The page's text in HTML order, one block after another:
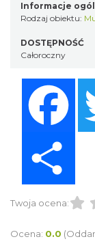
Informacje
Rodzaj obiektu:
DOSTĘPNOŚĆ
Całoroczny
Twoja ocena:
Ocena: 0.0